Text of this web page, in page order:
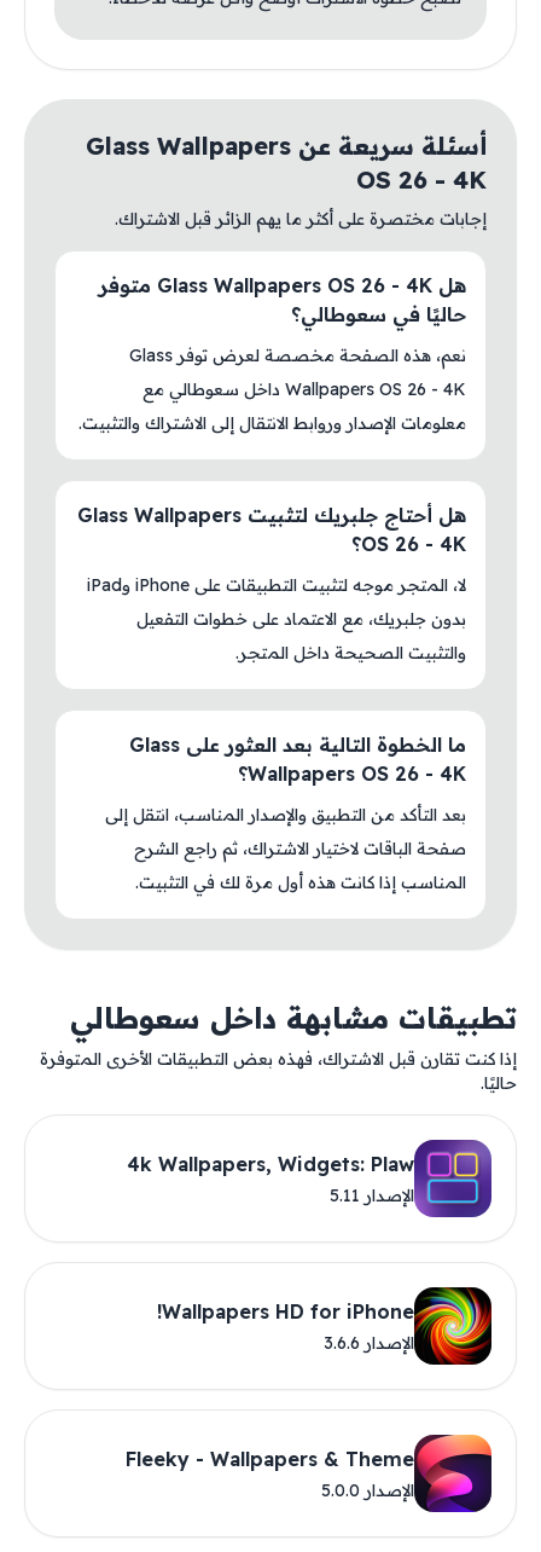
أسئلة سريعة عن Glass Wallpapers
OS 26 - 4K
إجابات مختصرة على أكثر ما يهم الزائر قبل الاشتراك.
هل Glass Wallpapers OS 26 - 4K متوفر
حاليًا في سعوطالي؟
نعم، هذه الصفحة مخصصة لعرض توفر Glass
Wallpapers OS 26 - 4K داخل سعوطالي مع
معلومات الإصدار وروابط الانتقال إلى الاشتراك والتثبيت.
هل أحتاج جلبريك لتثبيت Glass Wallpapers
OS 26 - 4K؟
لا، المتجر موجه لتثبيت التطبيقات على iPhone وiPad
بدون جلبريك، مع الاعتماد على خطوات التفعيل
والتثبيت الصحيحة داخل المتجر.
ما الخطوة التالية بعد العثور على Glass
Wallpapers OS 26 - 4K؟
بعد التأكد من التطبيق والإصدار المناسب، انتقل إلى
صفحة الباقات لاختيار الاشتراك، ثم راجع الشرح
المناسب إذا كانت هذه أول مرة لك في التثبيت.
تطبيقات مشابهة داخل سعوطالي
إذا كنت تقارن قبل الاشتراك، فهذه بعض التطبيقات الأخرى المتوفرة
حاليًا.
4k Wallpapers, Widgets: Plaw
الإصدار 5.11
Wallpapers HD for iPhone!
الإصدار 3.6.6
Fleeky - Wallpapers & Theme
الإصدار 5.0.0